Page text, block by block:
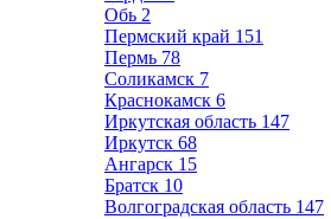
Обь 2
Пермский край 151
Пермь 78
Соликамск 7
Краснокамск 6
Иркутская область 147
Иркутск 68
Ангарск 15
Братск 10
Волгоградская область 147